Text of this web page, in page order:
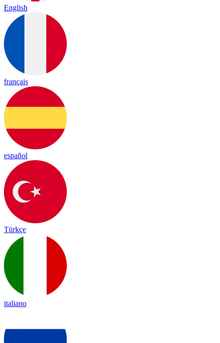
English
français
español
Türkçe
italiano